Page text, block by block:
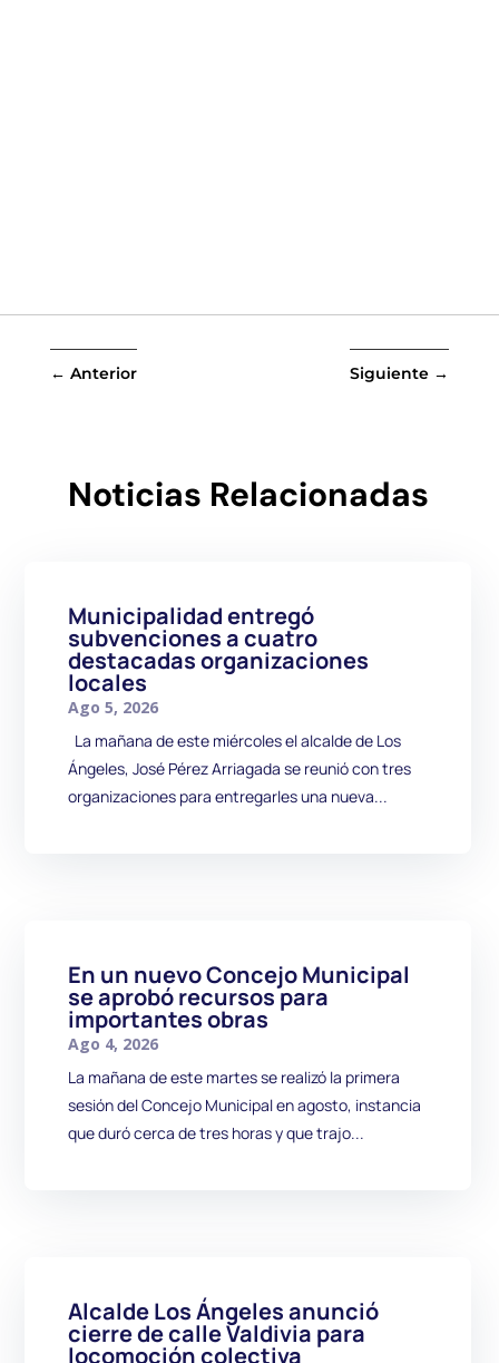
← Anterior Siguiente →
Noticias Relacionadas
Municipalidad entregó
subvenciones a cuatro
destacadas organizaciones
locales
Ago 5, 2026
La mañana de este miércoles el alcalde de Los
Ángeles, José Pérez Arriagada se reunió con tres
organizaciones para entregarles una nueva...
En un nuevo Concejo Municipal
se aprobó recursos para
importantes obras
Ago 4, 2026
La mañana de este martes se realizó la primera
sesión del Concejo Municipal en agosto, instancia
que duró cerca de tres horas y que trajo...
Alcalde Los Ángeles anunció
cierre de calle Valdivia para
locomoción colectiva